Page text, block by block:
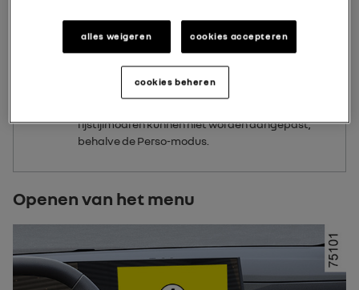
de verlichting in het interieur en op het instrumentenpaneel;
de presentatie van het instrumentenpaneel en het
multimediascherm.
rijstijlmodi en kunnen niet worden aangepast,
behalve dePerso-modus.
Openen van het menu
alles weigeren cookies accepteren
cookies beheren